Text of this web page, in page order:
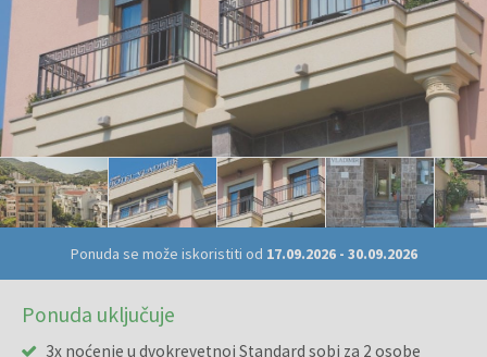
Ponuda se može iskoristiti od 17.09.2026- 30.09.2026
Ponuda uključuje
3x noćenje u dvokrevetnoj Standard sobi za 2 osobe